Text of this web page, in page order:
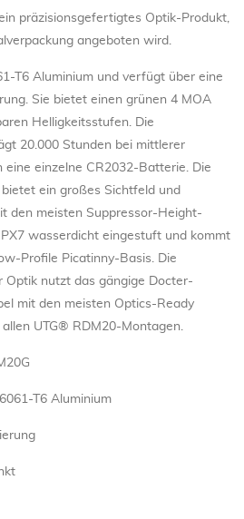
präzisionsgefertigtes Optik-Produkt,
angeboten wird.
T6 Aluminium und verfügt über eine
Sie bietet einen grünen 4 MOA
Helligkeitsstufen. Die
20.000 Stunden bei mittlerer
eine einzelne CR2032-Batterie. Die
ein großes Sichtfeld und
den meisten Suppressor-Height-
wasserdicht eingestuft und kommt
Profile Picatinny-Basis. Die
Optik nutzt das gängige Docter-
mit den meisten Optics-Ready
UTG® RDM20-Montagen.
T6 Aluminium